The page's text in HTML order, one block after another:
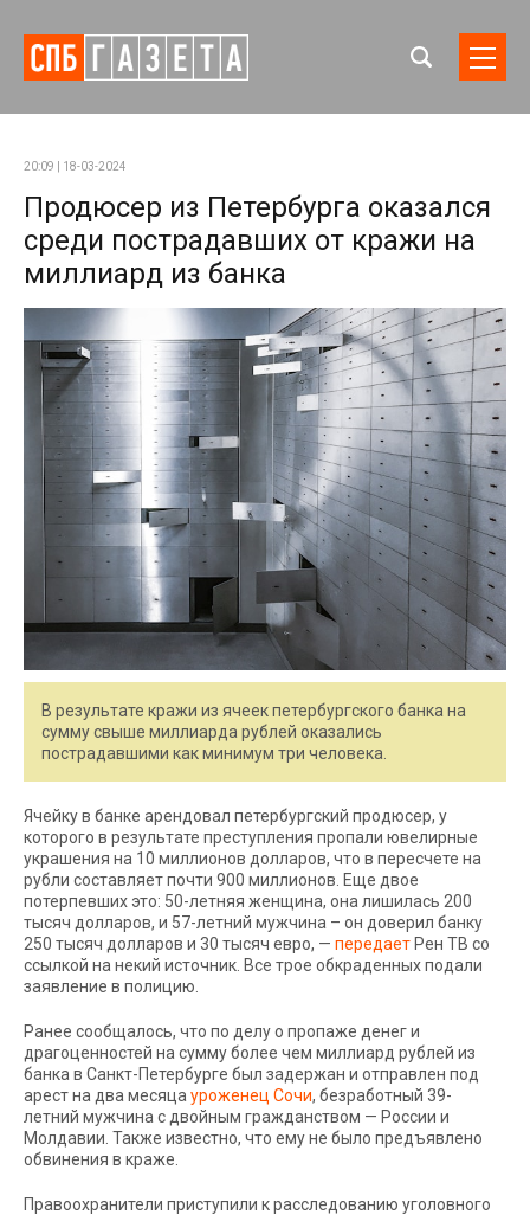
20:09 | 18-03-2024
Продюсер из Петербурга оказался
среди пострадавших от кражи на
миллиард из банка
В результате кражи из ячеек петербургского банка на
сумму свыше миллиарда рублей оказались
пострадавшими как минимум три человека.
Ячейку в банке арендовал петербургский продюсер, у
которого в результате преступления пропали ювелирные
украшения на 10 миллионов долларов, что в пересчете на
рубли составляет почти 900 миллионов. Еще двое
потерпевших это: 50-летняя женщина, она лишилась 200
тысяч долларов, и 57-летний мужчина – он доверил банку
250 тысяч долларов и 30 тысяч евро, — передает Рен ТВ со
ссылкой на некий источник. Все трое обкраденных подали
заявление в полицию.
Ранее сообщалось, что по делу о пропаже денег и
драгоценностей на сумму более чем миллиард рублей из
банка в Санкт-Петербурге был задержан и отправлен под
арест на два месяца уроженец Сочи, безработный 39-
летний мужчина с двойным гражданством — России и
Молдавии. Также известно, что ему не было предъявлено
обвинения в краже.
Правоохранители приступили к расследованию уголовного